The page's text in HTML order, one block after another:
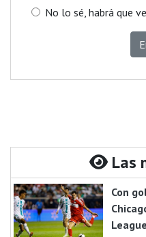
No lo sé, habrá que
Las
Con